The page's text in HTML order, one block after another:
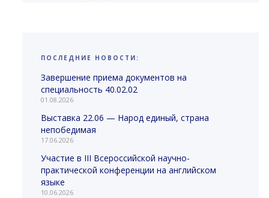
ПОСЛЕДНИЕ НОВОСТИ:
Завершение приема документов на
специальность 40.02.02
01.08.2026
Выставка 22.06 — Народ единый, страна
непобедимая
17.06.2026
Участие в III Всероссийской научно-
практической конференции на английском
языке
10.06.2026